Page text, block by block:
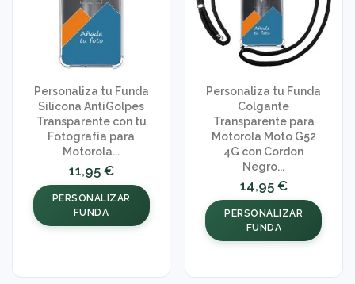
Personaliza tu Funda
Silicona AntiGolpes
Transparente con tu
Fotografía para
Motorola...
11,95 €
PERSONALIZAR
FUNDA
Personaliza tu Funda
Colgante
Transparente para
Motorola Moto G52
4G con Cordon
Negro...
14,95 €
PERSONALIZAR
FUNDA